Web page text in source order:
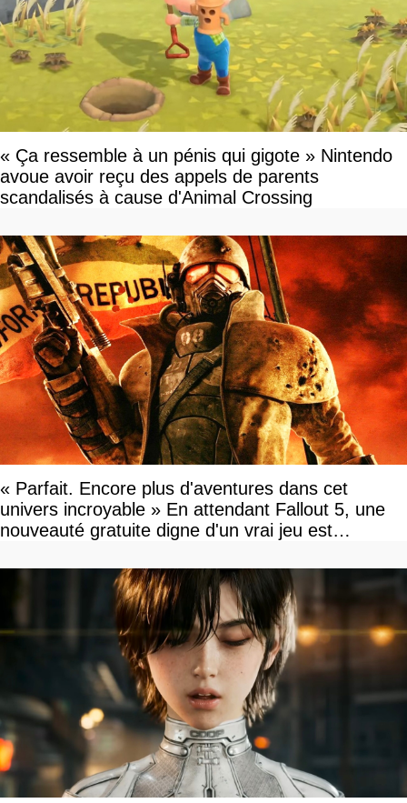
« Ça ressemble à un pénis qui gigote » Nintendo
avoue avoir reçu des appels de parents
scandalisés à cause d'Animal Crossing
« Parfait. Encore plus d'aventures dans cet
univers incroyable » En attendant Fallout 5, une
nouveauté gratuite digne d'un vrai jeu est